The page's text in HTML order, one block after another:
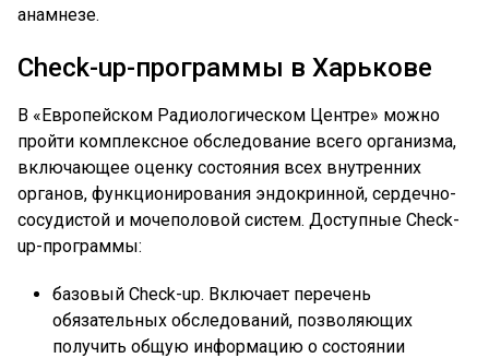
анамнезе.
Check-up-программы в Харькове
В «Европейском Радиологическом Центре» можно
пройти комплексное обследование всего организма,
включающее оценку состояния всех внутренних
органов, функционирования эндокринной, сердечно-
сосудистой и мочеполовой систем. Доступные Check-
up-программы:
базовый Check-up. Включает перечень
обязательных обследований, позволяющих
получить общую информацию о состоянии